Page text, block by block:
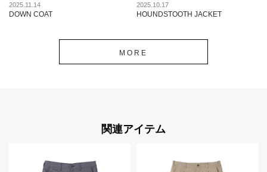
2025.11.14
DOWN COAT
2025.10.17
HOUNDSTOOTH JACKET
MORE
関連アイテム